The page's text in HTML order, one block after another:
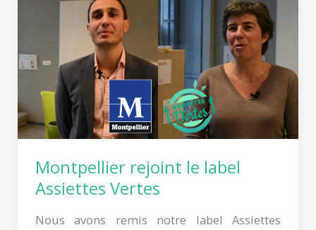
Montpellier rejoint le label
Assiettes Vertes
Nous avons remis notre label Assiettes
Assiettes
Vertes